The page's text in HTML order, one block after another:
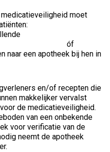
moet
óf
naar een apotheek bij hen in
en/of recepten die
makkelijker vervalst
de medicatieveiligheid.
van een onbekende
voor verificatie van de
neemt de apotheek